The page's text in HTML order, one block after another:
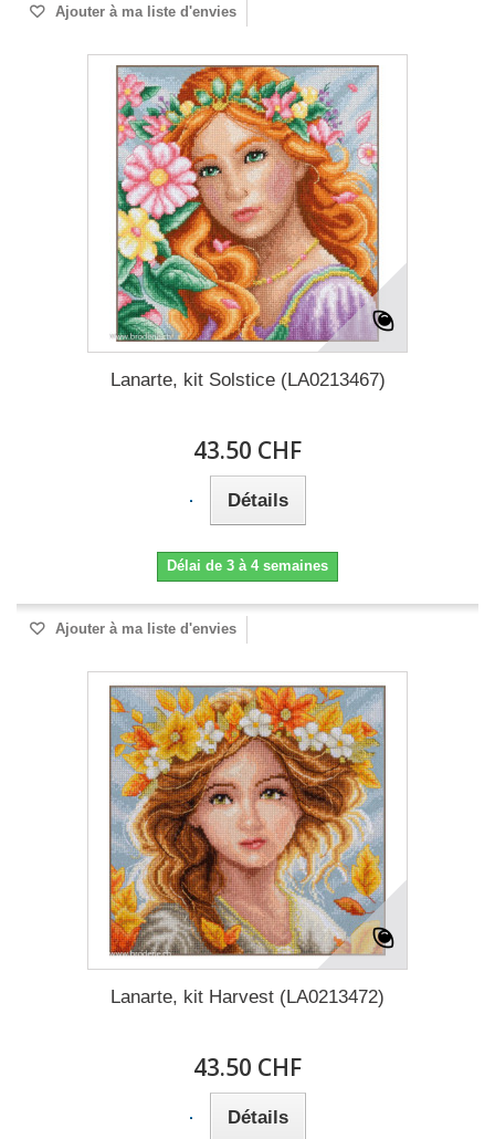
Ajouter à ma liste d'envies
Lanarte, kit Solstice (LA0213467)
43.50 CHF
Détails
Délai de 3 à 4 semaines
Ajouter à ma liste d'envies
Lanarte, kit Harvest (LA0213472)
43.50 CHF
Détails